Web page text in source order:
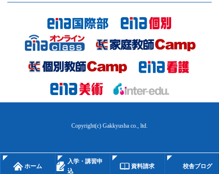
Copyright(c) Gakkyusha co., ltd.
ホーム
入学・講習申
込
資料請求 校舎ブログ